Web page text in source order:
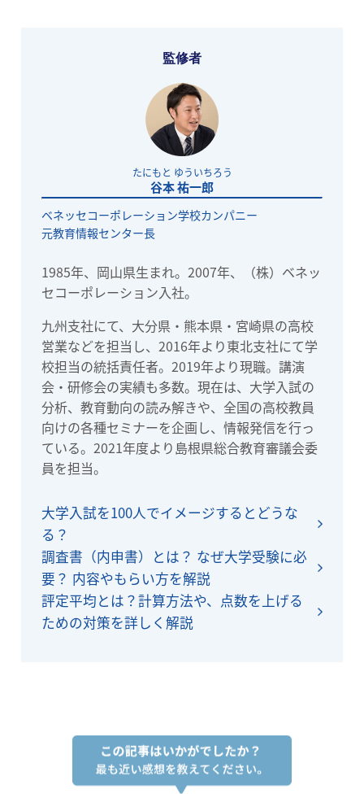
監修者
谷本 祐一郎
たにもと ゆういちろう
ベネッセコーポレーション学校カンパニー
元教育情報センター長
1985年、岡山県生まれ。2007年、（株）ベネッ
セコーポレーション入社。
九州支社にて、大分県・熊本県・宮崎県の高校
営業などを担当し、2016年より東北支社にて学
校担当の統括責任者。2019年より現職。講演
会・研修会の実績も多数。現在は、大学入試の
分析、教育動向の読み解きや、全国の高校教員
向けの各種セミナーを企画し、情報発信を行っ
ている。2021年度より島根県総合教育審議会委
員を担当。
大学入試を100人でイメージするとどうな
る？
調査書（内申書）とは？ なぜ大学受験に必
要？ 内容やもらい方を解説
評定平均とは？計算方法や、点数を上げる
ための対策を詳しく解説